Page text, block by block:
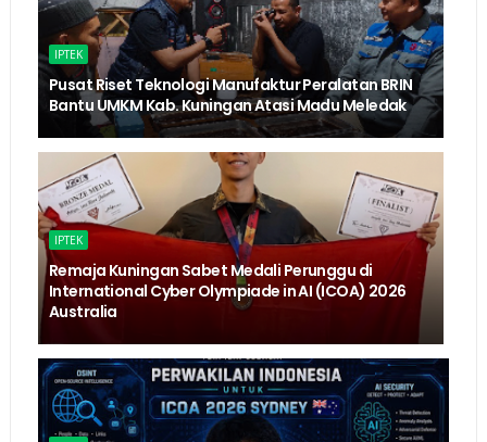
IPTEK
Pusat Riset Teknologi Manufaktur Peralatan BRIN
Bantu UMKM Kab. Kuningan Atasi Madu Meledak
IPTEK
Remaja Kuningan Sabet Medali Perunggu di
International Cyber Olympiade in AI (ICOA) 2026
Australia